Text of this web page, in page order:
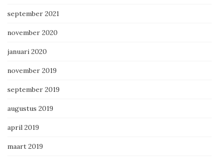
september 2021
november 2020
januari 2020
november 2019
september 2019
augustus 2019
april 2019
maart 2019